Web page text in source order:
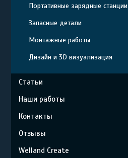
Портативные зарядные станции
Запасные детали
Монтажные работы
Дизайн и 3D визуализация
Статьи
Наши работы
Контакты
Отзывы
Welland Create